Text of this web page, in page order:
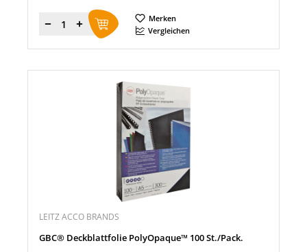
Menge
Merken
Vergleichen
LEITZ ACCO BRANDS
GBC® Deckblattfolie PolyOpaque™ 100 St./Pack.